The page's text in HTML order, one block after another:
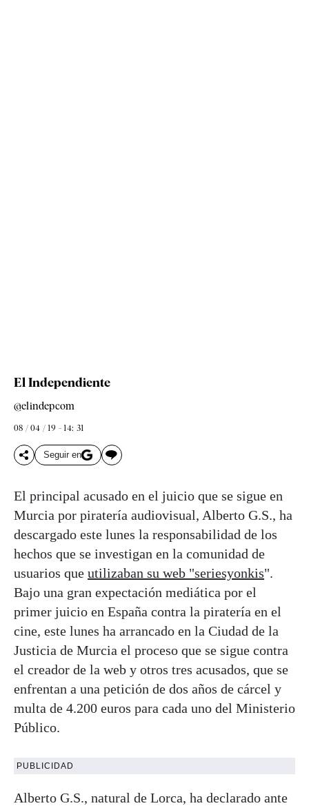
El Independiente
@elindepcom
08 / 04 / 19 - 14: 31
Seguir en
El principal acusado en el juicio que se sigue en
Murcia por piratería audiovisual, Alberto G.S., ha
descargado este lunes la responsabilidad de los
hechos que se investigan en la comunidad de
usuarios que utilizaban su web "seriesyonkis".
Bajo una gran expectación mediática por el
primer juicio en España contra la piratería en el
cine, este lunes ha arrancado en la Ciudad de la
Justicia de Murcia el proceso que se sigue contra
el creador de la web y otros tres acusados, que se
enfrentan a una petición de dos años de cárcel y
multa de 4.200 euros para cada uno del Ministerio
Público.
PUBLICIDAD
Alberto G.S., natural de Lorca, ha declarado ante